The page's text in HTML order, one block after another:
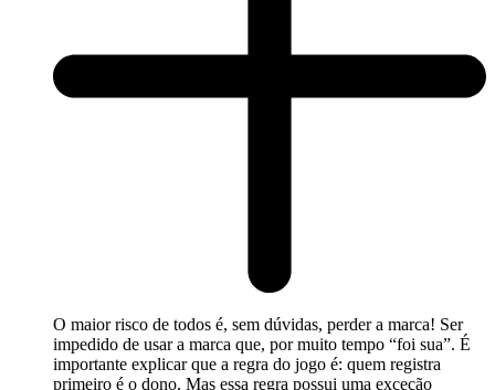
O maior risco de todos é, sem dúvidas, perder a marca! Ser
impedido de usar a marca que, por muito tempo “foi sua”. É
importante explicar que a regra do jogo é: quem registra
primeiro é o dono. Mas essa regra possui uma exceção